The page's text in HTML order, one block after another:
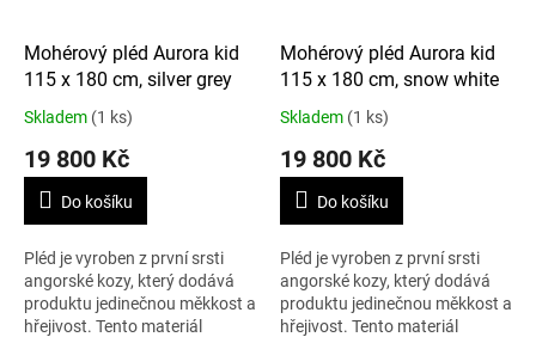
Mohérový pléd Aurora kid
115 x 180 cm, silver grey
Skladem (1 ks)
19 800 Kč
Do košíku
Pléd je vyroben z první srsti
angorské kozy, který dodává
produktu jedinečnou měkkost a
hřejivost. Tento materiál
Mohérový pléd Aurora kid
115 x 180 cm, snow white
Skladem (1 ks)
19 800 Kč
Do košíku
Pléd je vyroben z první srsti
angorské kozy, který dodává
produktu jedinečnou měkkost a
hřejivost. Tento materiál